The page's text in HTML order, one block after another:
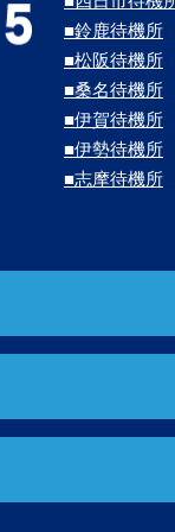
■鈴鹿待機所
■松阪待機所
■桑名待機所
■伊賀待機所
■伊勢待機所
■志摩待機所